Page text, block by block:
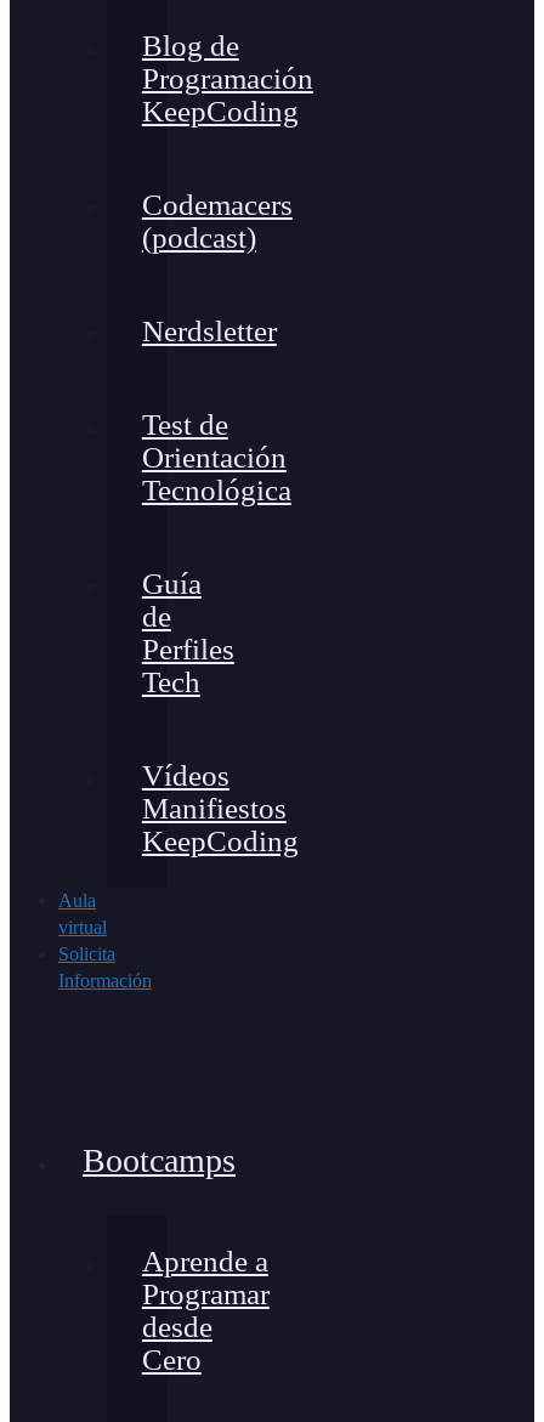
Blog de
Programación
KeepCoding
Codemacers
(podcast)
Nerdsletter
Test de
Orientación
Tecnológica
Guía
de
Perfiles
Tech
Vídeos
Manifiestos
KeepCoding
Aula
virtual
Solicita
Información
Bootcamps
Aprende a
Programar
desde
Cero